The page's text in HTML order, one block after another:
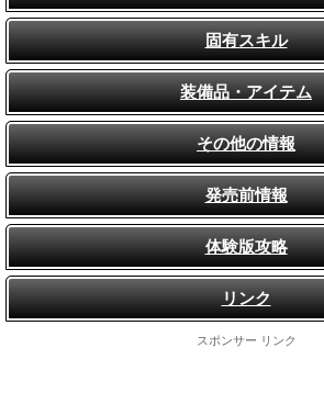
固有スキル
装備品・アイテム
その他の情報
発売前情報
体験版攻略
リンク
スポンサー リンク